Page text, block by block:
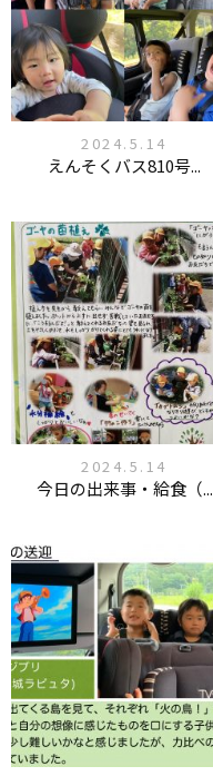
2024.5.14
えんそくバス810号...
2024.5.14
今日の出来事・給食（...